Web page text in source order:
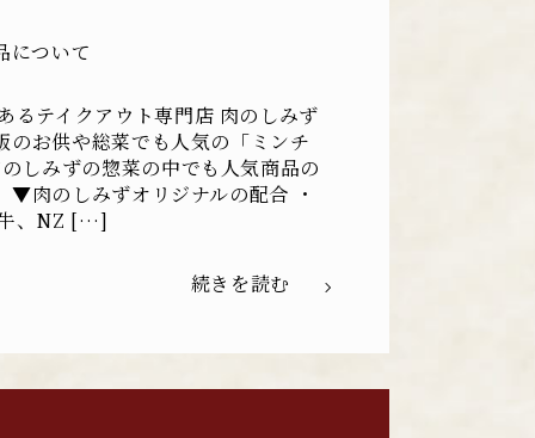
について
るテイクアウト専門店 肉のしみず
お供や総菜でも人気の「ミンチ
しみずの惣菜の中でも人気商品の
肉のしみずオリジナルの配合 ・
、NZ […]
続きを読む